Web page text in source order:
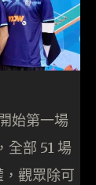
始第一場
全部 51 場
觀眾除可